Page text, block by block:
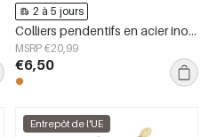
2 à 5 jours
Colliers pendentifs en acier inoxydable en forme de cœur, collection Daily Simple, bijoux pour femmes
MSRP €20,99
€6,50
Entrepôt de l'UE